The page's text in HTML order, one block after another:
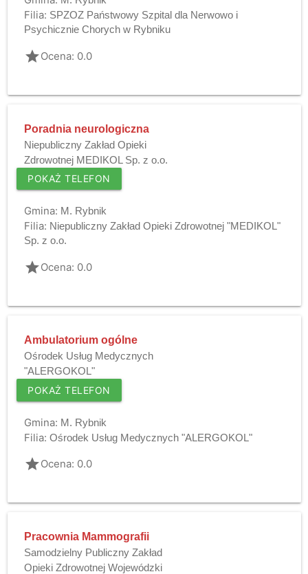
Filia: SPZOZ Państwowy Szpital dla Nerwowo i
Psychicznie Chorych w Rybniku
gradeOcena: 0.0
Poradnia neurologiczna
Niepubliczny Zakład Opieki
Zdrowotnej MEDIKOL Sp. z o.o.
POKAŻ TELEFON
Gmina: M. Rybnik
Filia: Niepubliczny Zakład Opieki Zdrowotnej "MEDIKOL"
Sp. z o.o.
gradeOcena: 0.0
Ambulatorium ogólne
Ośrodek Usług Medycznych
"ALERGOKOL"
POKAŻ TELEFON
Gmina: M. Rybnik
Filia: Ośrodek Usług Medycznych "ALERGOKOL"
gradeOcena: 0.0
Pracownia Mammografii
Samodzielny Publiczny Zakład
Opieki Zdrowotnej Wojewódzki